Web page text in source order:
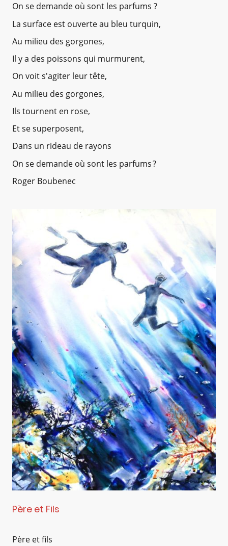
On se demande où sont les parfums ?
La surface est ouverte au bleu turquin,
Au milieu des gorgones,
Il y a des poissons qui murmurent,
On voit s'agiter leur tête,
Au milieu des gorgones,
Ils tournent en rose,
Et se superposent,
Dans un rideau de rayons
On se demande où sont les parfums ?
Roger Boubenec
Père et Fils
Père et fils